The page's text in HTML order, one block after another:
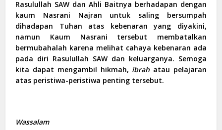
Rasulullah SAW dan Ahli Baitnya berhadapan dengan
kaum Nasrani Najran untuk saling bersumpah
dihadapan Tuhan atas kebenaran yang diyakini,
namun Kaum Nasrani tersebut membatalkan
bermubahalah karena melihat cahaya kebenaran ada
pada diri Rasulullah SAW dan keluarganya. Semoga
kita dapat mengambil hikmah, ibrahatau pelajaran
atas peristiwa-peristiwa penting tersebut.
Wassalam